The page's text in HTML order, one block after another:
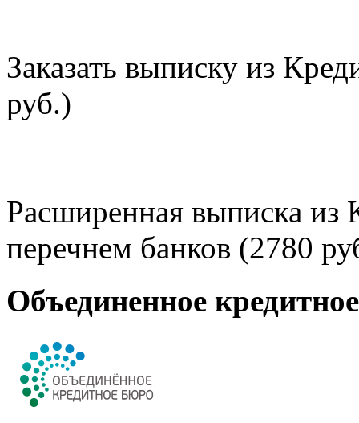
Заказать выписку из
руб.)
Расширенная выписка из
перечнем банков (2780
Объединенное